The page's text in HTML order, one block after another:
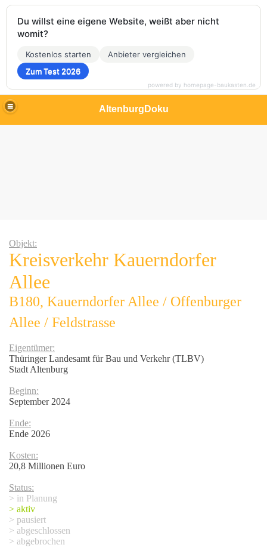
AltenburgDoku
Objekt:
Kreisverkehr Kauerndorfer
Allee
B180, Kauerndorfer Allee / Offenburger
Allee / Feldstrasse
Eigentümer:
Thüringer Landesamt für Bau und Verkehr (TLBV)
Stadt Altenburg
Beginn:
September 2024
Ende:
Ende 2026
Kosten:
20,8 Millionen Euro
Status:
> in Planung
> aktiv
> pausiert
> abgeschlossen
> abgebrochen
Du willst eine eigene Website, weißt aber nicht
womit?
Kostenlos starten
Anbieter vergleichen
Zum Test 2026
powered by homepage-baukasten.de